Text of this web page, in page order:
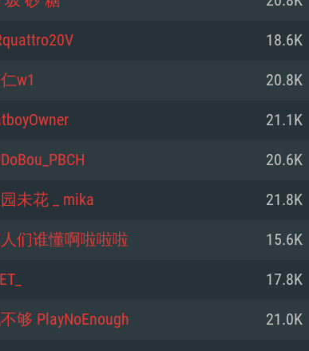
양
Windows 10 (64 bit)
2.2 GHz 듀얼코어 이상
드: DirectX 11 이상을 지원하는
양
Mac OS Big Sur 11.0
최소 2.2 GHz의 Core i5 (Intel
양
64bit Linux 중 최신 버전
2.4 GHz 듀얼코어
드: Vulkan 을 지원하고, 최신 그
18.6K
w1 20.8K
21.1K
20.6K
未花 _ mika 21.8K
们谁懂啊啦啦啦 15.6K
17.8K
够 PlayNoEnough 21.0K